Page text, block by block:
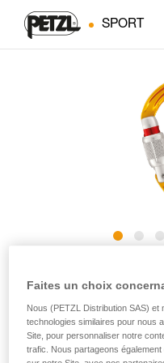
SPORT
Sm'D
Mousqueton à
de D, très polyvalent
Faites un choix
Nous (PETZL Distribution SAS)
technologies similaires pour nous
Site, pour personnaliser notre
trafic. Nous partageons